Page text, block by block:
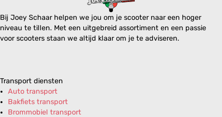
Bij Joey Schaar helpen we jou om je scooter naar een hoger
niveau te tillen. Met een uitgebreid assortiment en een passie
voor scooters staan we altijd klaar om je te adviseren.
Transport diensten
Auto transport
Bakfiets transport
Brommobiel transport